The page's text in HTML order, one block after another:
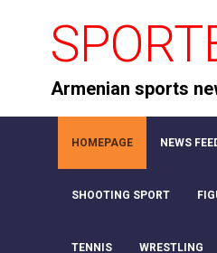
Armenian sports
HOMEPAGE NEWS
SHOOTING SPORT
TENNIS WRESTLING